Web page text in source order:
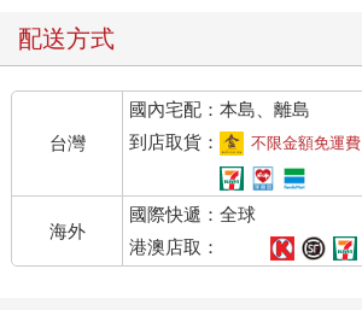
Di mana tempat murai berbunyi?
Di mana tempat kita berjanji?
Di dalam kelambu di atas tilam!
一千隻鴿子成群飛，
一隻停在院子中央。
要死在你指甲末梢，
才能以你掌心為墓 。
配送方式
台灣
國內宅配：本島、離島
到店取貨：
不限金額免運費
海外
國際快遞：全球
港澳店取：